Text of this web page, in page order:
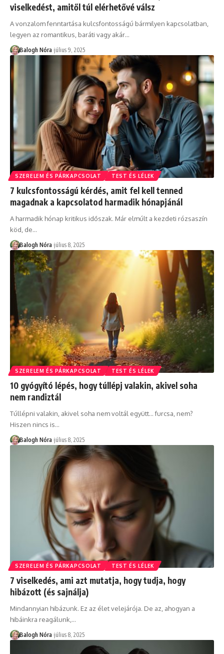
viselkedést, amitől túl elérhetővé válsz
A vonzalom fenntartása kulcsfontosságú bármilyen kapcsolatban,
legyen az romantikus, baráti vagy akár…
Balogh Nóra július 9, 2025
SZERELEM ÉS PÁRKAPCSOLAT TEST ÉS LÉLEK
7 kulcsfontosságú kérdés, amit fel kell tenned
magadnak a kapcsolatod harmadik hónapjánál
A harmadik hónap kritikus időszak. Már elmúlt a kezdeti rózsaszín
köd, de…
Balogh Nóra július 8, 2025
SZERELEM ÉS PÁRKAPCSOLAT TEST ÉS LÉLEK
10 gyógyító lépés, hogy túllépj valakin, akivel soha
nem randiztál
Túllépni valakin, akivel soha nem voltál együtt… furcsa, nem?
Hiszen nincs is…
Balogh Nóra július 8, 2025
SZERELEM ÉS PÁRKAPCSOLAT TEST ÉS LÉLEK
7 viselkedés, ami azt mutatja, hogy tudja, hogy
hibázott (és sajnálja)
Mindannyian hibázunk. Ez az élet velejárója. De az, ahogyan a
hibáinkra reagálunk, …
Balogh Nóra július 8, 2025